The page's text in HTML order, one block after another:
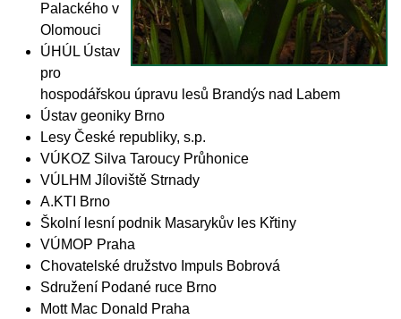
Palackého v
Olomouci
ÚHÚL Ústav
pro
hospodářskou úpravu lesů Brandýs nad Labem
Ústav geoniky Brno
Lesy České republiky, s.p.
VÚKOZ Silva Taroucy Průhonice
VÚLHM Jíloviště Strnady
A.KTI Brno
Školní lesní podnik Masarykův les Křtiny
VÚMOP Praha
Chovatelské družstvo Impuls Bobrová
Sdružení Podané ruce Brno
Mott Mac Donald Praha